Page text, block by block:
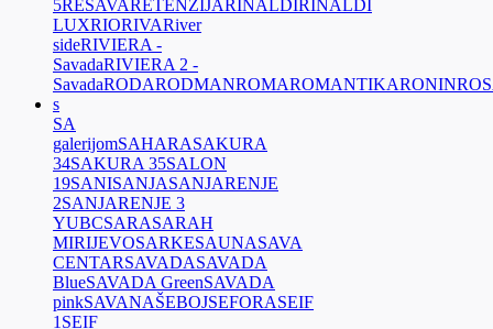
5RESAVARETENZIJARINALDIRINALDI
LUXRIORIVARiver
sideRIVIERA -
SavadaRIVIERA 2 -
SavadaRODARODMANROMAROMANTIKARONIN
s
SA
galerijomSAHARASAKURA
34SAKURA 35SALON
19SANISANJASANJARENJE
2SANJARENJE 3
YUBCSARASARAH
MIRIJEVOSARKESAUNASAVA
CENTARSAVADASAVADA
BlueSAVADA GreenSAVADA
pinkSAVANAŠEBOJSEFORASEIF
1 SEIF